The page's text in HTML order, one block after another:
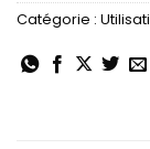
Catégorie :